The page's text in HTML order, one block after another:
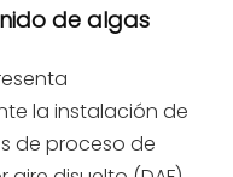
de algas
la instalación de
de proceso de